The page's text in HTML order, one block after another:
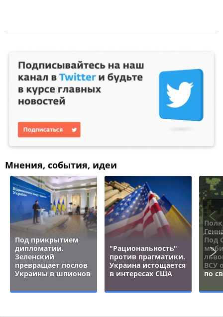
Мнения, события, идеи
Под прикрытием
дипломатии.
Зеленский
превращает послов
Украины в шпионов
"Рациональность"
против прагматики.
Украина истощается
в интересах США
Под
ВСУ
по